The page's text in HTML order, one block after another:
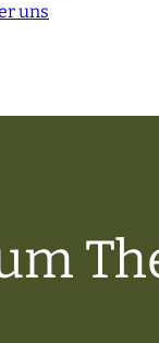
uns